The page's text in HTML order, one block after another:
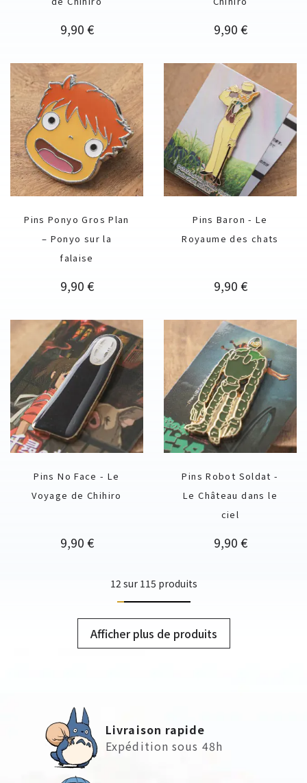
Prix
9,90 € Prix
9,90 €
Pins Ponyo Gros Plan
– Ponyo sur la
falaise
Prix
9,90 €
Pins Baron - Le
Royaume des chats
Prix
9,90 €
Pins No Face - Le
Voyage de Chihiro
Prix
9,90 €
Pins Robot Soldat -
Le Château dans le
ciel
Prix
9,90 €
12 sur 115 produits
Afficher plus de produits
Livraison rapide
Expédition sous 48h